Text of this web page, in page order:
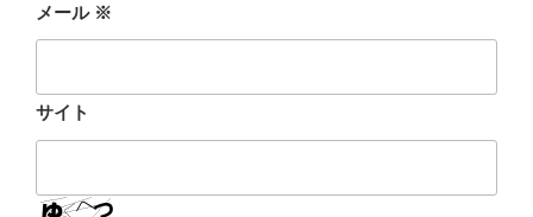
メール ※
サイト